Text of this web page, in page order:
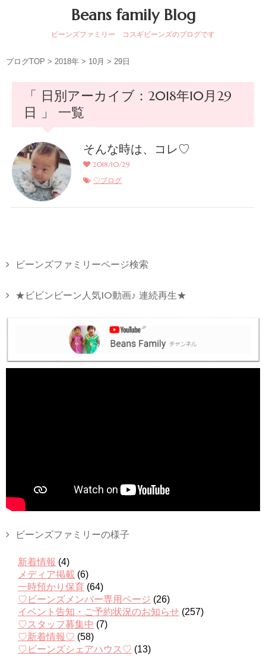
Beans family Blog
ビーンズファミリー コスギビーンズのブログです
ブログTOP > 2018年 > 10月 > 29日
「 日別アーカイブ：2018年10月29
日 」 一覧
そんな時は、コレ♡
2018/10/29
♡ブログ
ビーンズファミリーページ検索
★ビビンビーン人気10動画♪ 連続再生★
ビーンズファミリーの様子
新着情報 (4)
メディア掲載 (6)
一時預かり保育 (64)
♡ビーンズメンバー専用ページ (26)
イベント告知・ご予約状況のお知らせ (257)
♡スタッフ募集中 (7)
♡新着情報♡ (58)
♡ビーンズシェアハウス♡ (13)